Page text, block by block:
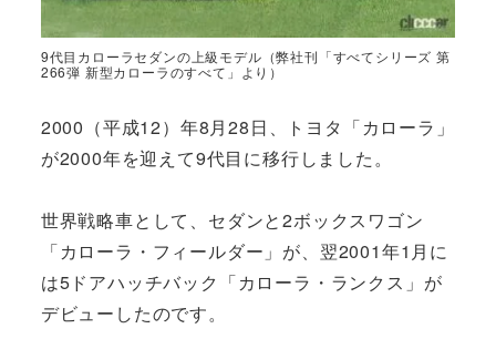
9代目カローラセダンの上級モデル（弊社刊「すべてシリーズ 第
266弾 新型カローラのすべて」より）
2000（平成12）年8月28日、トヨタ「カローラ」
が2000年を迎えて9代目に移行しました。
世界戦略車として、セダンと2ボックスワゴン
「カローラ・フィールダー」が、翌2001年1月に
は5ドアハッチバック「カローラ・ランクス」が
デビューしたのです。